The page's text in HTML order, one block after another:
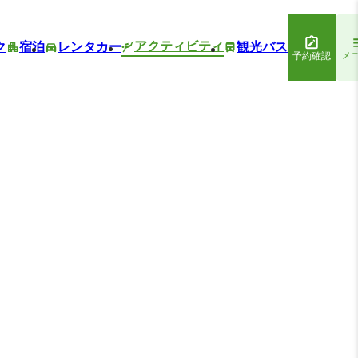
宿泊 レンタカー アクティビティ 観光バス
予約確認 メ